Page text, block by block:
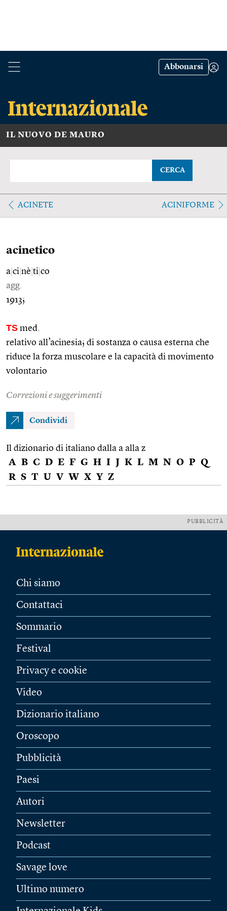
Abbonarsi
IL NUOVO DE MAURO
CERCA
ACINETE ACINIFORME
acinetico
a ci nè ti co
agg.
1913;
TS med.
relativo all’acinesia; di sostanza o causa esterna che
riduce la forza muscolare e la capacità di movimento
volontario
Correzioni e suggerimenti
Condividi
Il dizionario di italiano dalla a alla z
A B C D E F G H I J K L M N O P Q
R S T U V W X Y Z
PUBBLICITÀ
Chi siamo
Contattaci
Sommario
Festival
Privacy e cookie
Video
Dizionario italiano
Oroscopo
Pubblicità
Paesi
Autori
Newsletter
Podcast
Savage love
Ultimo numero